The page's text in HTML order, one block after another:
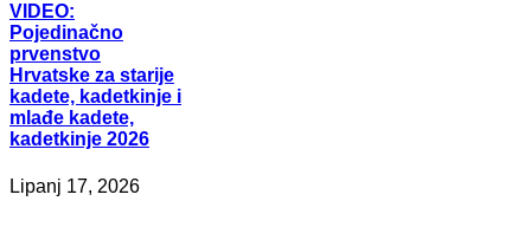
VIDEO:
Pojedinačno
prvenstvo
Hrvatske za starije
kadete, kadetkinje i
mlađe kadete,
kadetkinje 2026
Lipanj 17, 2026